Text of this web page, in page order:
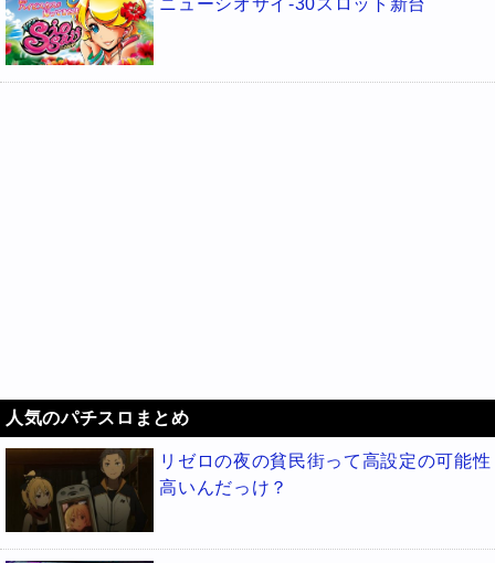
人気のパチスロまとめ
リゼロの夜の貧民街って高設定の可能性
高いんだっけ？